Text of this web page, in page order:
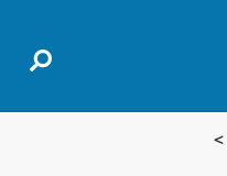
>